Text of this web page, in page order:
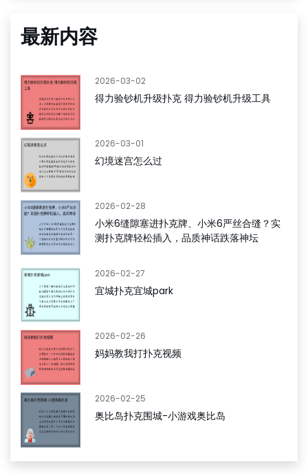
最新内容
2026-03-02
得力验钞机升级扑克 得力验钞机升级工具
2026-03-01
幻境迷宫怎么过
2026-02-28
小米6缝隙塞进扑克牌、小米6严丝合缝？实
测扑克牌轻松插入，品质神话跌落神坛
2026-02-27
宜城扑克宜城park
2026-02-26
妈妈教我打扑克视频
2026-02-25
奥比岛扑克围城-小游戏奥比岛